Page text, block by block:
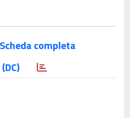
Scheda completa